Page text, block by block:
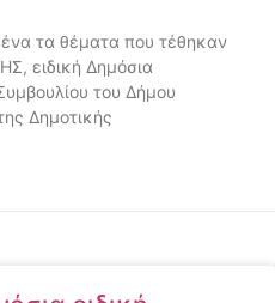
τα θέματα που τέθηκαν
ειδική Δημόσια
του Δήμου
Δημοτικής